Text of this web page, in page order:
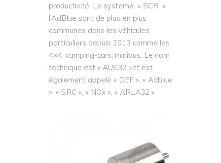
productivité. Le systeme » SCR »
l’AdBlue sont de plus en plus
communes dans les véhicules
particuliers depuis 2013 comme les
4×4, camping-cars, minibus. Le nom
technique est « AUS32 »et est
également appelé « DEF », « Adblue
», « SRC », « NOx », « ARLA32 »